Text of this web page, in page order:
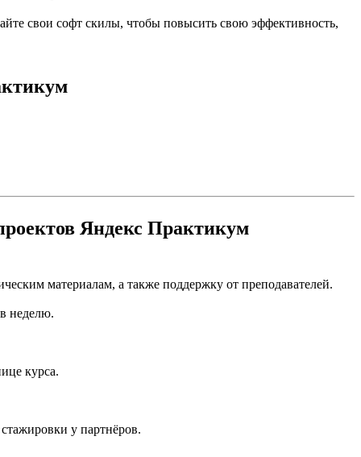
свои софт скилы, чтобы повысить свою эффективность,
Яндекс Практикум
материалам, а также поддержку от преподавателей.
неделю.
курса.
у партнёров.